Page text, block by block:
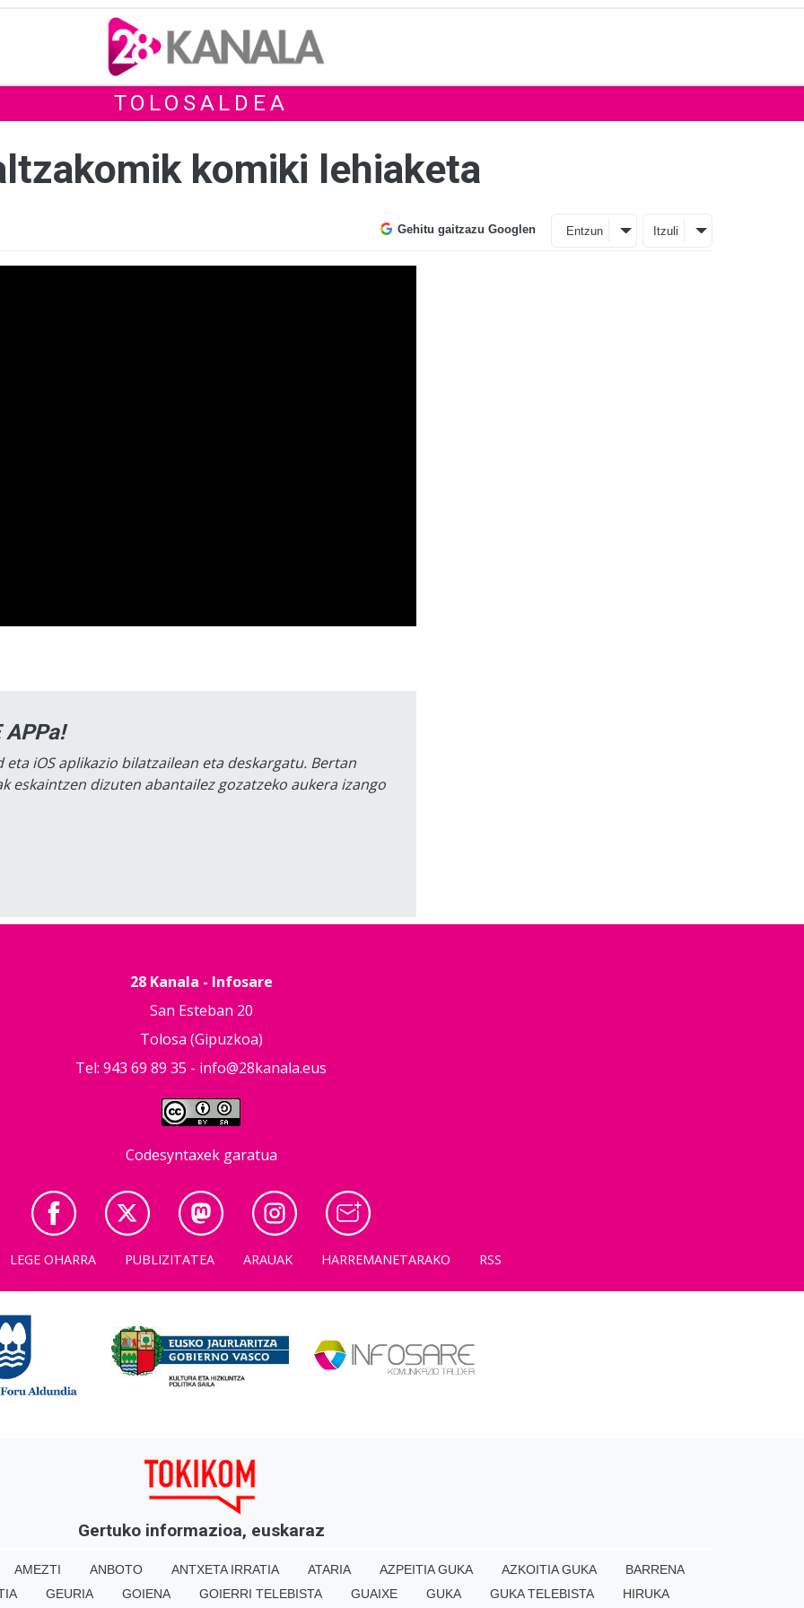
TOLOSALDEA
komiki lehiaketa
Gehitu gaitzazu Googlen Entzun Itzuli
APPa!
iOS aplikazio bilatzailean eta deskargatu. Bertan
eskaintzen dizuten abantailez gozatzeko aukera izango
28 Kanala - Infosare
San Esteban 20
Tolosa (Gipuzkoa)
Tel: 943 69 89 35 - info@28kanala.eus
Codesyntaxek garatua
LEGE OHARRA PUBLIZITATEA ARAUAK HARREMANETARAKO RSS
Gertuko informazioa, euskaraz
AMEZTI ANBOTO ANTXETA IRRATIA ATARIA AZPEITIA GUKA AZKOITIA GUKA
BARRENA
GEURIA GOIENA GOIERRI TELEBISTA GUAIXE GUKA GUKA TELEBISTA HIRUKA